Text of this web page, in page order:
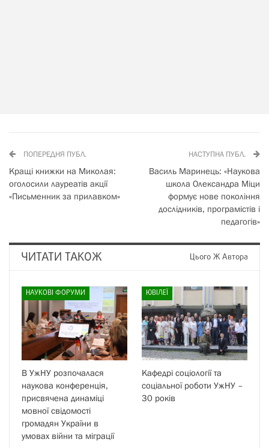
ПОПЕРЕДНЯ ПУБЛ.
Кращі книжки на Миколая:
оголосили лауреатів акції
«Письменник за прилавком»
НАСТУПНА ПУБЛ.
Василь Маринець: «Наукова
школа Олександра Міци
формує нове покоління
дослідників, програмістів і
педагогів»
ЧИТАТИ ТАКОЖ Цього Ж Автора
НАУКОВІ ФОРУМИ
В УжНУ розпочалася
наукова конференція,
присвячена динаміці
мовної свідомості
громадян України в
умовах війни та міграції
ЮВІЛЕЇ
Кафедрі соціології та
соціальної роботи УжНУ –
30 років